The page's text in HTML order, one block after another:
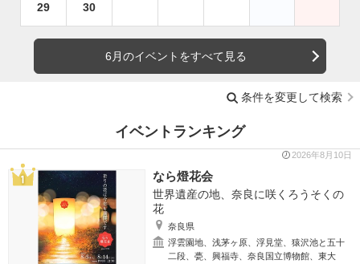
29 30
6月のイベントをすべて見る
条件を変更して検索
イベントランキング
2026年8月10日
なら燈花会
世界遺産の地、奈良に咲くろうそくの
花
奈良県
浮雲園地、浅茅ヶ原、浮見堂、猿沢池と五十
二段、甍、興福寺、奈良国立博物館、東大